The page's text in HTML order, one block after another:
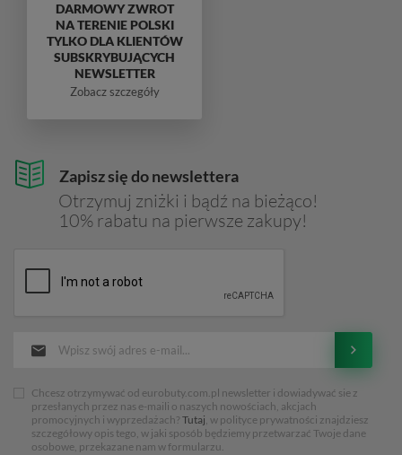
Zapisz się do newslettera
Otrzymuj zniżki i bądź na bieżąco!
10% rabatu na pierwsze zakupy!
Chcesz otrzymywać od eurobuty.com.pl newsletter i dowiadywać sie z
przesłanych przez nas e-maili o naszych nowościach, akcjach
promocyjnych i wyprzedażach? Tutaj, w polityce prywatności znajdziesz
szczegółowy opis tego, w jaki sposób będziemy przetwarzać Twoje dane
osobowe, przekazane nam w formularzu.
DARMOWY ZWROT
NA TERENIE POLSKI
TYLKO DLA KLIENTÓW
SUBSKRYBUJĄCYCH
NEWSLETTER
Zobacz szczegóły